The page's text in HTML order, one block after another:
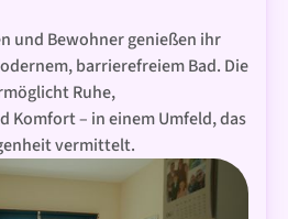
und Bewohner genießen ihr
barrierefreiem Bad. Die
Ruhe,
Komfort – in einem Umfeld, das
vermittelt.